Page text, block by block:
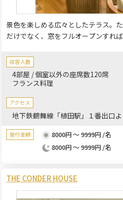
景色を楽しめる広々としたテラス。
だけでなく、窓をフルオープンすれ
チン。
収容人数
4部屋 / 個室以外の座席数120席
フランス料理
アクセス
地下鉄鶴舞線「植田駅」１番出口
受付金額
8000円 ～ 9999円 /名
8000円 ～ 9999円 /名
THE CONDER HOUSE